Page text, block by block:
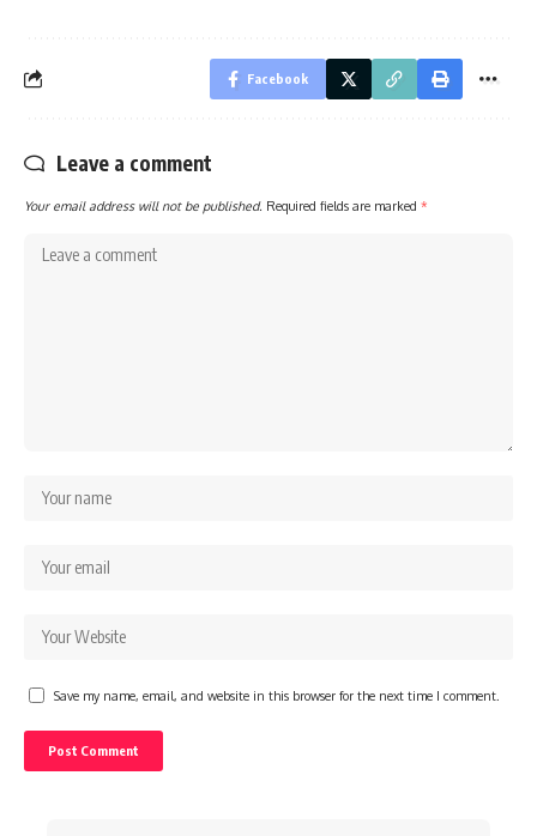
Facebook
Leave a comment
Your email address will not be published. Required fields are marked *
Save my name, email, and website in this browser for the next time I comment.